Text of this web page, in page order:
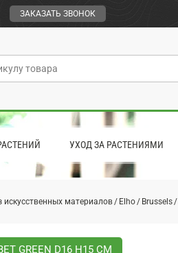
ЗАКАЗАТЬ ЗВОНОК
УХОД ЗА РАСТЕНИЯМИ
искусственных материалов Elho Brussels
GREEN D16 H15 СМ